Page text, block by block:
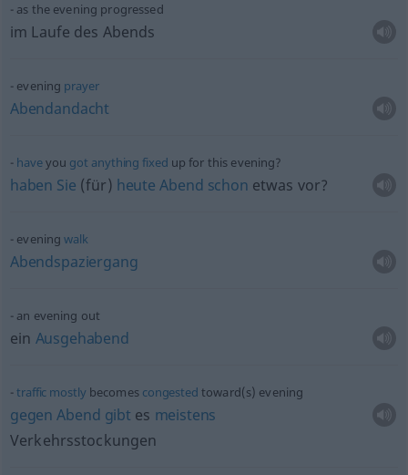
as the evening progressed
im Laufe des Abends
evening prayer
Abendandacht
haveyou got anything fixed up for this evening?
haben Sie (für) heute Abend schon etwas vor?
eveningwalk
Abendspaziergang
an evening out
ein Ausgehabend
traffic mostlybecomes congested toward(s) evening
gegen Abend gibt es meistens
Verkehrsstockungen